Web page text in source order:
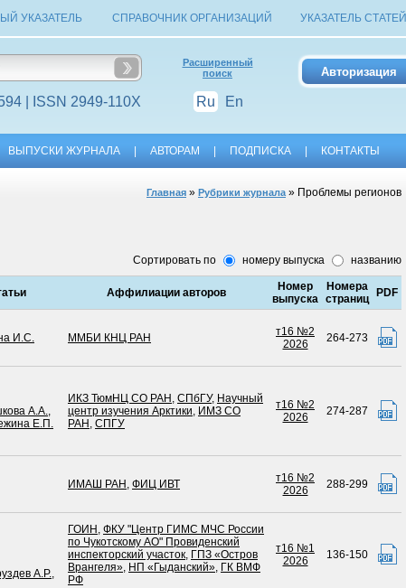
УКАЗАТЕЛЬ СПРАВОЧНИК ОРГАНИЗАЦИЙ УКАЗАТЕЛЬ СТАТЕЙ
| ISSN 2949-110X
Расширенный
поиск
Ru En
ВЫПУСКИ ЖУРНАЛА АВТОРАМ ПОДПИСКА КОНТАКТЫ
Главная » Рубрики журнала» Проблемы регионов
Сортировать по номеру выпуска названию
Аффилиации авторов
Номер
выпуска
Номера
страниц
PDF
И.С. ММБИ КНЦ РАН
т16 №2
2026
264-273
А.А.,
Е.П.
ИКЗ ТюмНЦ СО РАН , СПбГУ, Научный
центр изучения Арктики, ИМЗ СО
РАН , СПГУ
т16 №2
2026
274-287
ИМАШ РАН , ФИЦ ИВТ
т16 №2
2026
288-299
А.Р.,
ГОИН , ФКУ "Центр ГИМС МЧС России
по Чукотскому АО" Провиденский
инспекторский участок, ГПЗ «Остров
Врангеля», НП «Гыданский», ГК ВМФ
РФ
т16 №1
2026
136-150